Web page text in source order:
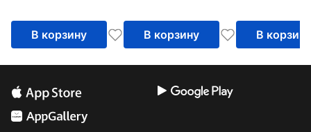
В корзину В корзину В корзину